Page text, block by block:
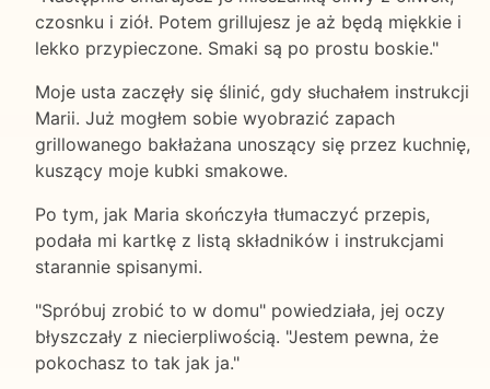
czosnku i ziół. Potem grillujesz je aż będą miękkie i
lekko przypieczone. Smaki są po prostu boskie."
Moje usta zaczęły się ślinić, gdy słuchałem instrukcji
Marii. Już mogłem sobie wyobrazić zapach
grillowanego bakłażana unoszący się przez kuchnię,
kuszący moje kubki smakowe.
Po tym, jak Maria skończyła tłumaczyć przepis,
podała mi kartkę z listą składników i instrukcjami
starannie spisanymi.
"Spróbuj zrobić to w domu" powiedziała, jej oczy
błyszczały z niecierpliwością. "Jestem pewna, że
pokochasz to tak jak ja."